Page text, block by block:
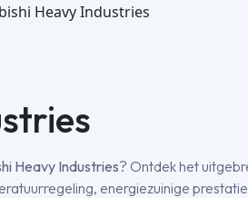
Heavy Industries
Heavy Industries? Ontdek het
energiezuinige